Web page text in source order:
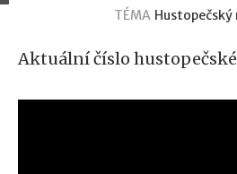
TÉMA Hustopečský
Aktuální číslo